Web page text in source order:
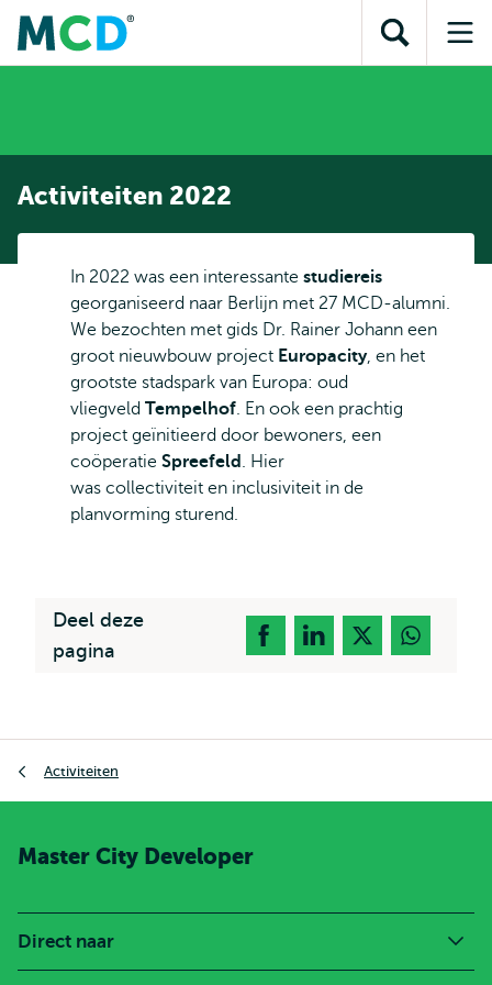
inhoud
Direct naar
subnavigatieToon
zoekveld
Activiteiten 2022
In 2022 was een interessante studiereis
georganiseerd naar Berlijn met 27 MCD-alumni.
We bezochten met gids Dr. Rainer Johann een
groot nieuwbouw project Europacity, en het
grootste stadspark van Europa: oud
vliegveld Tempelhof. En ook een prachtig
project geïnitieerd door bewoners, een
coöperatie Spreefeld . Hier
was collectiviteit en inclusiviteit in de
planvorming sturend.
Deel deze
pagina
Activiteiten
Master City Developer
Direct naar